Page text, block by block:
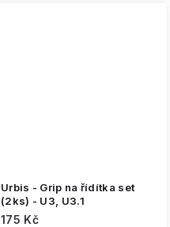
Urbis - Grip na řídítka set
(2ks) - U3, U3.1
175 Kč